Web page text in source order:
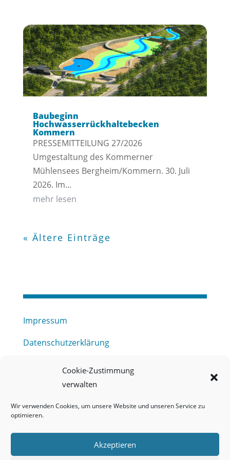
Cookie-Zustimmung
verwalten
Wir verwenden Cookies, um unsere Website und unseren Service zu
optimieren.
Akzeptieren
Baubeginn
Hochwasserrückhaltebecken
Kommern
PRESSEMITTEILUNG 27/2026
Umgestaltung des Kommerner
Mühlensees Bergheim/Kommern. 30. Juli
2026. Im...
mehr lesen
« Ältere Einträge
Impressum
Datenschutzerklärung
Haftungsausschluss
Barrierefreiheitserklärung
Meldestelle (HinSchG) des Erftverbandes
Onlineportal Grundwassernutzung